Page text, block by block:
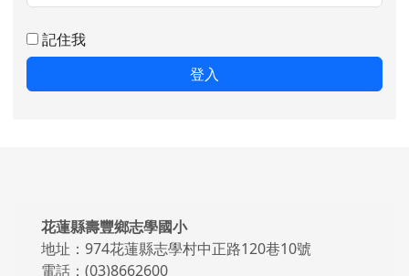
記住我
登入
頁尾區域內容
花蓮縣壽豐鄉志學國小
地址：974花蓮縣志學村中正路120巷10號
電話：(03)8662600